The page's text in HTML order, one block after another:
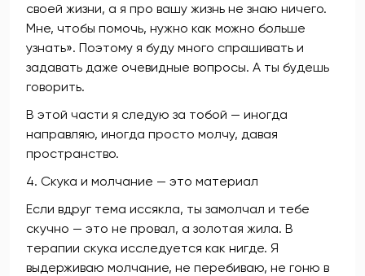
своей жизни, а я про вашу жизнь не знаю ничего.
Мне, чтобы помочь, нужно как можно больше
узнать». Поэтому я буду много спрашивать и
задавать даже очевидные вопросы. А ты будешь
говорить.
В этой части я следую за тобой — иногда
направляю, иногда просто молчу, давая
пространство.
4. Скука и молчание — это материал
Если вдруг тема иссякла, ты замолчал и тебе
скучно — это не провал, а золотая жила. В
терапии скука исследуется как нигде. Я
выдерживаю молчание, не перебиваю, не гоню в